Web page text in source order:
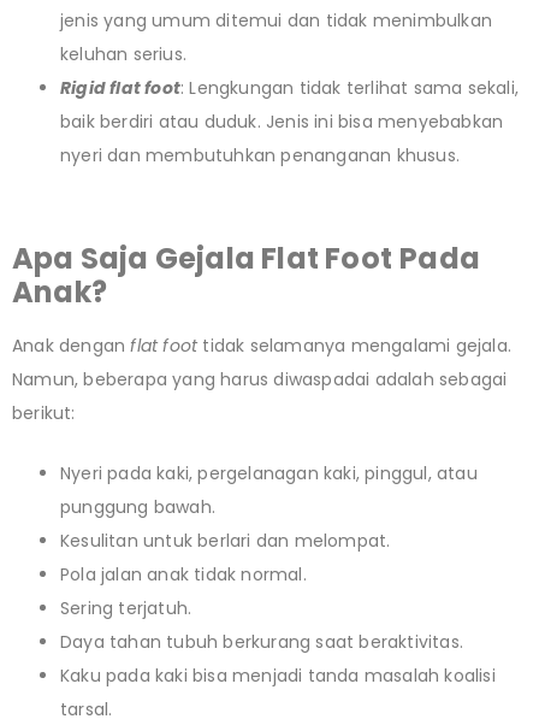
jenis yang umum ditemui dan tidak menimbulkan
keluhan serius.
Rigid flat foot: Lengkungan tidak terlihat sama sekali,
baik berdiri atau duduk. Jenis ini bisa menyebabkan
nyeri dan membutuhkan penanganan khusus.
Apa Saja Gejala Flat Foot Pada
Anak?
Anak denganflat foottidak selamanya mengalami gejala.
Namun, beberapa yang harus diwaspadai adalah sebagai
berikut:
Nyeri pada kaki, pergelanagan kaki, pinggul, atau
punggung bawah.
Kesulitan untuk berlari dan melompat.
Pola jalan anak tidak normal.
Sering terjatuh.
Daya tahan tubuh berkurang saat beraktivitas.
Kaku pada kaki bisa menjadi tanda masalah koalisi
tarsal.